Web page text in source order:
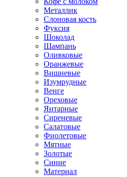
Металлик
Слоновая кость
Фуксия
Шоколад
Шампань
Оливковые
Оранжевые
Вишневые
Изумрудные
Венге
Ореховые
Янтарные
Сиреневые
Салатовые
Фиолетовые
Мятные
Золотые
Синие
Материал